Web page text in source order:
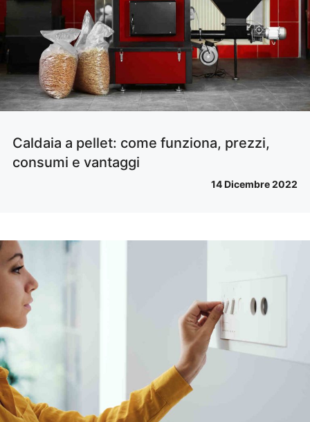
Caldaia a pellet: come funziona, prezzi,
consumi e vantaggi
14 Dicembre 2022